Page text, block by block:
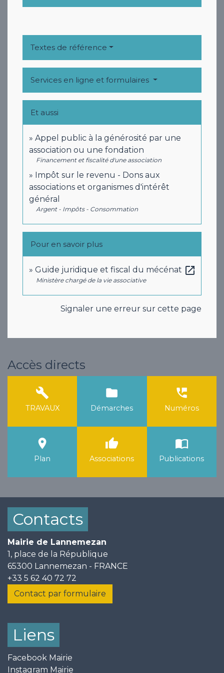
Textes de référence
Services en ligne et formulaires
Et aussi
Appel public à la générosité par une
association ou une fondation
Financement et fiscalité d'une association
Impôt sur le revenu - Dons aux
associations et organismes d'intérêt
général
Argent - Impôts - Consommation
Pour en savoir plus
Guide juridique et fiscal du mécénat open_in_new
Ministère chargé de la vie associative
Signaler une erreur sur cette page
Accès directs
build
TRAVAUX
folder
Démarches
perm_phone_msg
Numéros
room
Plan
thumb_up
Associations
import_contacts
Publications
Contacts
Mairie de Lannemezan
1, place de la République
65300 Lannemezan - FRANCE
+33 5 62 40 72 72
Contact par formulaire
Liens
Facebook Mairie
Instagram Mairie